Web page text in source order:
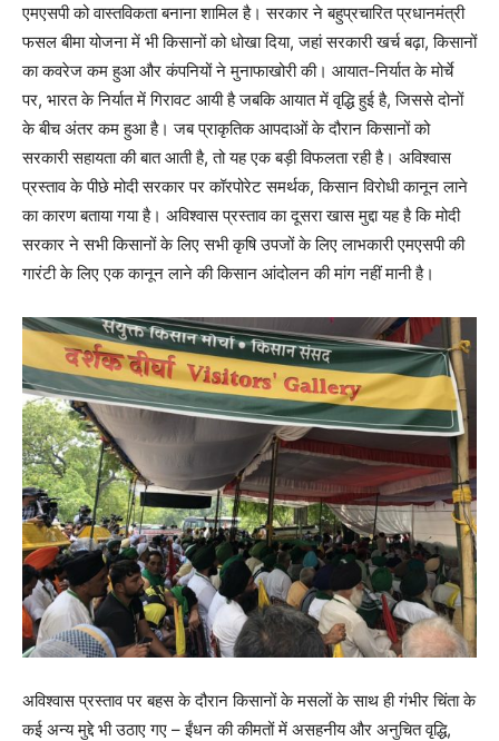
एमएसपी को वास्तविकता बनाना शामिल है। सरकार ने बहुप्रचारित प्रधानमंत्री
फसल बीमा योजना में भी किसानों को धोखा दिया, जहां सरकारी खर्च बढ़ा, किसानों
का कवरेज कम हुआ और कंपनियों ने मुनाफाखोरी की। आयात-निर्यात के मोर्चे
पर, भारत के निर्यात में गिरावट आयी है जबकि आयात में वृद्धि हुई है, जिससे दोनों
के बीच अंतर कम हुआ है। जब प्राकृतिक आपदाओं के दौरान किसानों को
सरकारी सहायता की बात आती है, तो यह एक बड़ी विफलता रही है। अविश्वास
प्रस्ताव के पीछे मोदी सरकार पर कॉरपोरेट समर्थक, किसान विरोधी कानून लाने
का कारण बताया गया है। अविश्वास प्रस्ताव का दूसरा खास मुद्दा यह है कि मोदी
सरकार ने सभी किसानों के लिए सभी कृषि उपजों के लिए लाभकारी एमएसपी की
गारंटी के लिए एक कानून लाने की किसान आंदोलन की मांग नहीं मानी है।
अविश्वास प्रस्ताव पर बहस के दौरान किसानों के मसलों के साथ ही गंभीर चिंता के
कई अन्य मुद्दे भी उठाए गए – ईंधन की कीमतों में असहनीय और अनुचित वृद्धि,